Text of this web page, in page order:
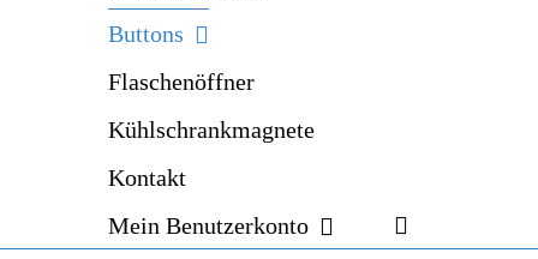
Buttons
Flaschenöffner
Kühlschrankmagnete
Kontakt
Mein Benutzerkonto